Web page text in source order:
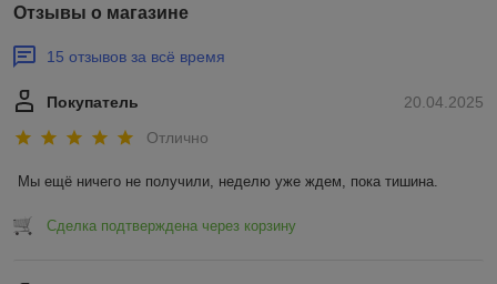
Отзывы о магазине
15 отзывов за всё время
20.04.2025
Покупатель
Отлично
Мы ещё ничего не получили, неделю уже ждем, пока тишина.
Сделка подтверждена через корзину